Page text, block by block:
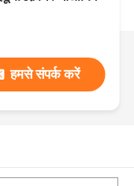
हमसे संपर्क करें